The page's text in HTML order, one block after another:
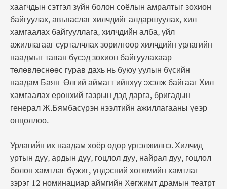
хаагчдын сэтгэл зүйн болон соёлын амралтыг зохион
байгуулах, авьяаслаг хилчдийг алдаршуулах, хил
хамгаалах байгууллага, хилчдийн алба, үйл
ажиллагааг сурталчлах зорилгоор хилчдийн урлагийн
наадмыг таван бүсэд зохион байгуулахаар
төлөвлөснөөс гурав дахь нь буюу уулын бүсийн
наадам Баян-Өлгий аймагт ийнхүү эхэлж байгааг Хил
хамгаалах ерөнхий газрын дэд дарга, бригадын
генерал Ж.Бямбасүрэн нээлтийн ажиллагааны үеэр
онцоллоо.
Урлагийн их наадам хоёр өдөр үргэлжилнэ. Хилчид
уртын дуу, ардын дуу, гоцлол дуу, найрал дуу, гоцлол
болон хамтлаг бүжиг, үндэсний хөгжмийн хамтлаг
зэрэг 12 номинациар аймгийн Хөгжимт драмын театрт